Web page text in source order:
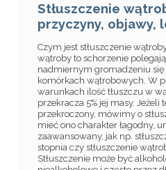
Stłuszczenie
przyczyny, objawy,
Czym jest stłuszczenie
wątroby to schorzenie
nadmiernym gromadzeniu się
komórkach wątrobowych. W
warunkach ilość tłuszczu w
przekracza 5% jej masy. Jeżeli
przekroczony, mówimy o
mieć ono charakter łagodny,
zaawansowany, jak np.
stopnia czy stłuszczenie
Stłuszczenie może być